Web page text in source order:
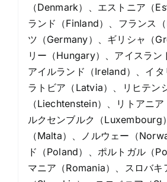
（Denmark）、エストニア（
ランド（Finland）、フランス
ツ（Germany）、ギリシャ（
リー（Hungary）、アイスラン
アイルランド（Ireland）、イタ
ラトビア（Latvia）、リヒテン
（Liechtenstein）、リトアニア
ルクセンブルク（Luxembourg
（Malta）、ノルウェー（
ド（Poland）、ポルトガル（
マニア（Romania）、スロバキ